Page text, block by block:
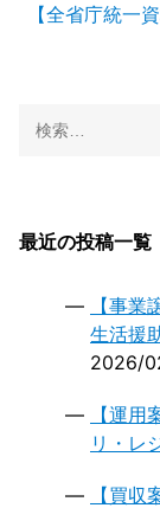
ン
【全省庁統一
索:
最近の投稿一覧
【事
生活援
2026/
【運
リ・レ
【買